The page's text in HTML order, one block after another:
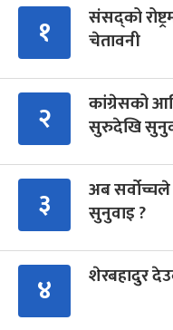
१
संसद्को
चेतावनी
२
कांग्रेसको
सुरुदेखि
३
अब
सुनुवाइ ?
४ शेरबहादुर